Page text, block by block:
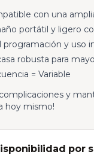
con una
portátil y ligero
programación y uso
robusta para
= Variable
y
hoy mismo!
por